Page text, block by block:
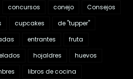
concursos conejo
Consejos
cupcakes
de "tupper"
entrantes
fruta
hojaldres
huevos
libros de cocina